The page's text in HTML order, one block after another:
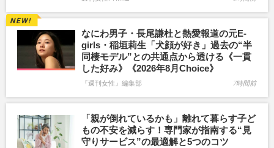
なにわ男子・長尾謙杜と熱愛報道の元E-
girls・稲垣莉生「犬顔が好き」過去の“半
同棲モデル”との共通点から透ける《一貫
した好み》《2026年8月Choice》
『週刊女性』編集部 7時間前
「親が倒れているかも」離れて暮らす子ど
もの不安を減らす！専門家が指南する“見
守りサービス”の最適解と5つのコツ